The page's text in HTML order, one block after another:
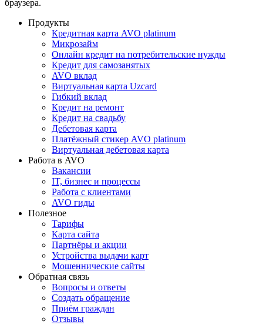
браузера.
Продукты
Кредитная карта AVO platinum
Микрозайм
Онлайн кредит на потребительские нужды
Кредит для самозанятых
AVO вклад
Виртуальная карта Uzcard
Гибкий вклад
Кредит на ремонт
Кредит на свадьбу
Дебетовая карта
Платёжный стикер AVO platinum
Виртуальная дебетовая карта
Работа в AVO
Вакансии
IT, бизнес и процессы
Работа с клиентами
AVO гиды
Полезное
Тарифы
Карта сайта
Партнёры и акции
Устройства выдачи карт
Мошеннические cайты
Обратная связь
Вопросы и ответы
Создать обращение
Приём граждан
Отзывы